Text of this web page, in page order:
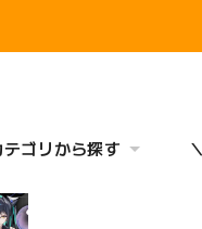
テゴリから探す